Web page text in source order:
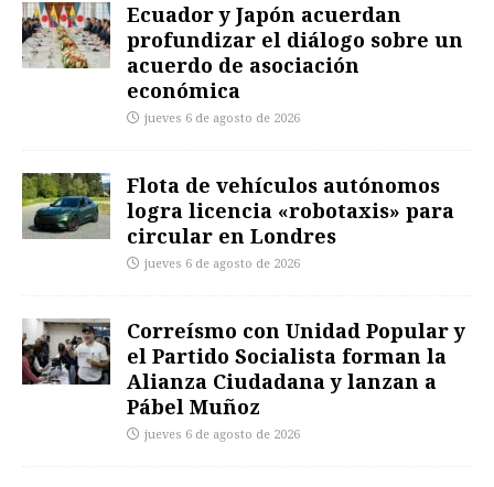
Ecuador y Japón acuerdan
profundizar el diálogo sobre un
acuerdo de asociación
económica
jueves 6 de agosto de 2026
Flota de vehículos autónomos
logra licencia «robotaxis» para
circular en Londres
jueves 6 de agosto de 2026
Correísmo con Unidad Popular y
el Partido Socialista forman la
Alianza Ciudadana y lanzan a
Pábel Muñoz
jueves 6 de agosto de 2026